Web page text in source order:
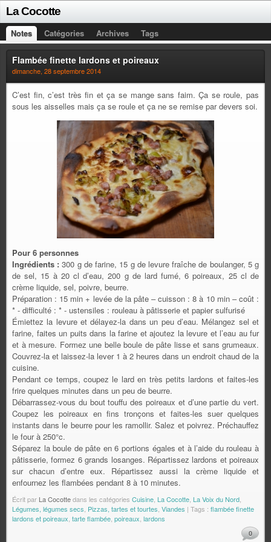
La Cocotte
Notes Catégories Archives Tags
Flambée finette lardons et poireaux
dimanche, 28 septembre 2014
C’est fin, c’est très fin et ça se mange sans faim. Ça se roule, pas
sous les aisselles mais ça se roule et ça ne se remise par devers soi.
Pour 6 personnes
Ingrédients : 300 g de farine, 15 g de levure fraîche de boulanger, 5 g
de sel, 15 à 20 cl d’eau, 200 g de lard fumé, 6 poireaux, 25 cl de
crème liquide, sel, poivre, beurre.
Préparation : 15 min + levée de la pâte – cuisson : 8 à 10 min – coût :
* - difficulté : * - ustensiles : rouleau à pâtisserie et papier sulfurisé
Émiettez la levure et délayez-la dans un peu d’eau. Mélangez sel et
farine, faites un puits dans la farine et ajoutez la levure et l’eau au fur
et à mesure. Formez une belle boule de pâte lisse et sans grumeaux.
Couvrez-la et laissez-la lever 1 à 2 heures dans un endroit chaud de la
cuisine.
Pendant ce temps, coupez le lard en très petits lardons et faites-les
frire quelques minutes dans un peu de beurre.
Débarrassez-vous du bout touffu des poireaux et d’une partie du vert.
Coupez les poireaux en fins tronçons et faites-les suer quelques
instants dans le beurre pour les ramollir. Salez et poivrez. Préchauffez
le four à 250°c.
Séparez la boule de pâte en 6 portions égales et à l’aide du rouleau à
pâtisserie, formez 6 grands losanges. Répartissez lardons et poireaux
sur chacun d’entre eux. Répartissez aussi la crème liquide et
enfournez les flambées pendant 8 à 10 minutes.
Écrit par La Cocottedans les catégories Cuisine La Cocotte La Voix du Nord
Légumes, légumes secs Pizzas, tartes et tourtes Viandes | Tags : flambée finette
lardons et poireaux tarte flambée poireaux lardons
0